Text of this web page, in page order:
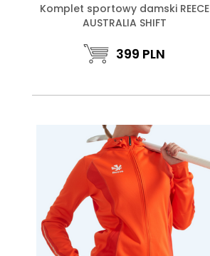
Komplet sportowy damski REECE
AUSTRALIA SHIFT
399 PLN